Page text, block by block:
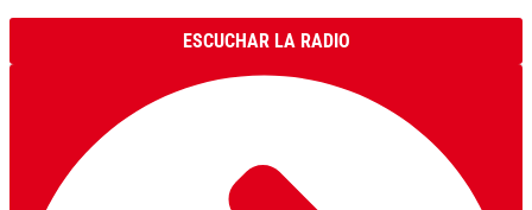
ESCUCHAR LA RADIO